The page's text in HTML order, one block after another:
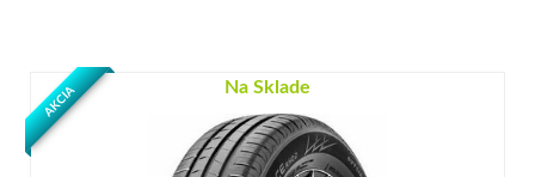
Na Sklade
AKCIA